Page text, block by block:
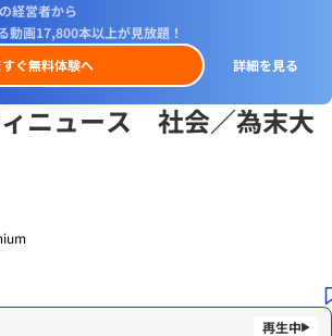
経営者から
動画17,800本以上が見放題！
ぐ無料体験へ
詳細を見る
ニュース 社会／為末大